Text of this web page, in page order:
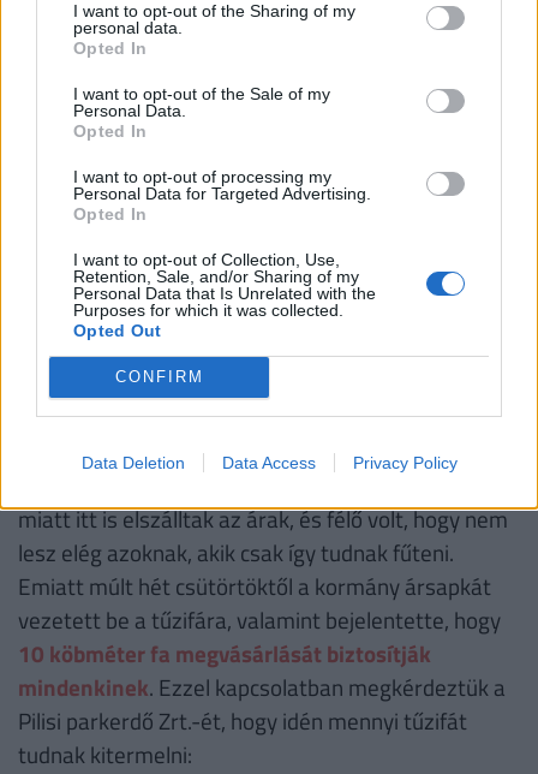
I want to opt-out of the Sharing of my
personal data.
Opted In
I want to opt-out of the Sale of my
Personal Data.
Opted In
I want to opt-out of processing my
Personal Data for Targeted Advertising.
Opted In
I want to opt-out of Collection, Use,
Retention, Sale, and/or Sharing of my
Personal Data that Is Unrelated with the
Purposes for which it was collected.
Opted Out
CONFIRM
Data Deletion Data Access Privacy Policy
sokváltozós függvény. Csak egy kérdés van:
ha van munkaerő és megfelelő technológia,
üzemanyag, akkor ezt meg lehet tenni, de az
könnyen lehet, hogy nem kerül időben piacra
– magyarázta a Pénzcentrumnak a szakértő.
Jut mindenkinek tűzifa?
Az emelkedő rezsiköltségek miatt az utóbbi időben
miatt itt is elszálltak az árak, és félő volt, hogy nem
lesz elég azoknak, akik csak így tudnak fűteni.
Emiatt múlt hét csütörtöktől a kormány ársapkát
vezetett be a tűzifára, valamint bejelentette, hogy
10 köbméter fa megvásárlását biztosítják
mindenkinek. Ezzel kapcsolatban megkérdeztük a
Pilisi parkerdő Zrt.-ét, hogy idén mennyi tűzifát
tudnak kitermelni: